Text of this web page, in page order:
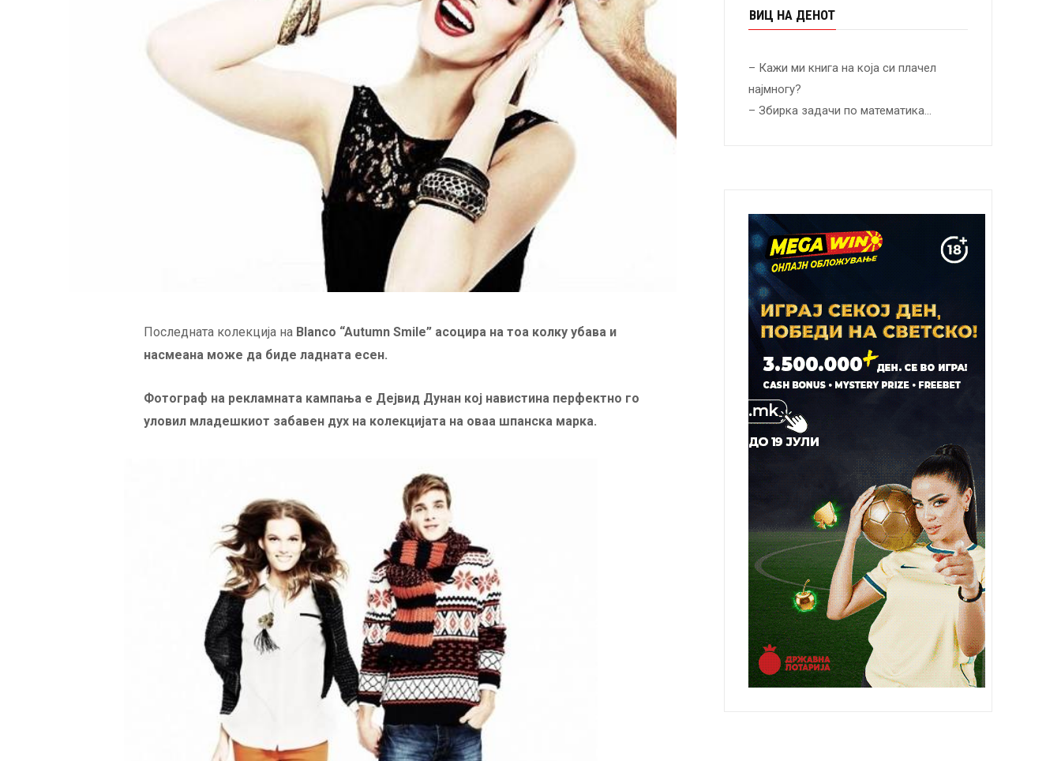
Последната колекција на Blanco “Autumn Smile”асоцира на тоа колку убава и
насмеана може да биде ладната есен.
Фотограф на рекламната кампања е Дејвид Дунан кој навистина перфектно го
уловил младешкиот забавен дух на колекцијата на оваа шпанска марка.
ВИЦ НА ДЕНОТ
– Кажи ми книга на која си плачел
најмногу?
– Збирка задачи по математика…